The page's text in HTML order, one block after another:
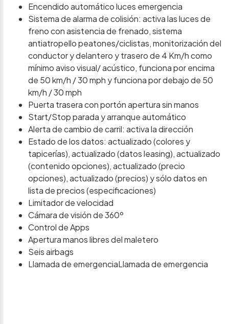
Encendido automático luces emergencia
Sistema de alarma de colisión: activa las luces de
freno con asistencia de frenado, sistema
antiatropello peatones/ciclistas, monitorización del
conductor y delantero y trasero de 4 Km/h como
mínimo aviso visual/ acústico, funciona por encima
de 50 km/h / 30 mph y funciona por debajo de 50
km/h / 30 mph
Puerta trasera con portón apertura sin manos
Start/Stop parada y arranque automático
Alerta de cambio de carril: activa la dirección
Estado de los datos: actualizado (colores y
tapicerías), actualizado (datos leasing), actualizado
(contenido opciones), actualizado (precio
opciones), actualizado (precios) y sólo datos en
lista de precios (especificaciones)
Limitador de velocidad
Cámara de visión de 360º
Control de Apps
Apertura manos libres del maletero
Seis airbags
Llamada de emergenciaLlamada de emergencia